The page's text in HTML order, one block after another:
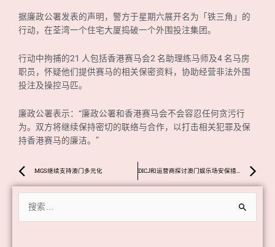
据廉政公署发表的声明，警方于星期六展开名为「铁三角」的
行动，在荃湾一个住宅大厦捣破一个外围投注集团。
行动中拘捕的21 人包括香港赛马会2 名助理练马师及4 名马房
职员，怀疑他们提供赛马的相关保密资料，协助经营非法外围
投注及操控马匹。
廉政公署表示：“廉政公署和香港赛马会不会容忍任何贪污行
为。双方将继续保持密切的联络与合作，以打击相关犯罪及保
持香港赛马的廉洁。”
Prev
MGS继续支持澳门多元化 DICJ和运营商探讨澳门娱乐场安保措施
索：